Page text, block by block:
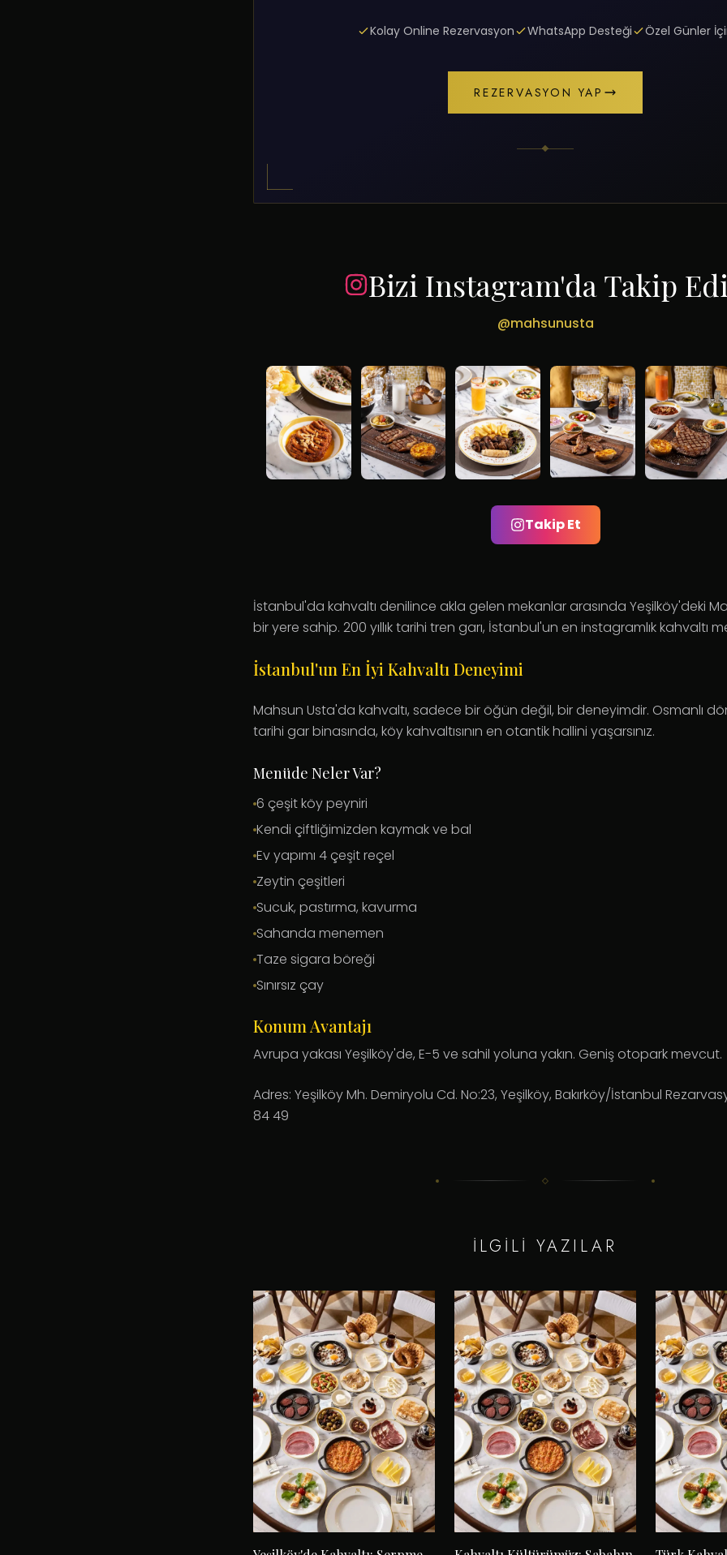
Kolay Online Rezervasyon WhatsApp Desteği Özel Günler
REZERVASYON YAP
Bizi Instagram'da Takip
@mahsunusta
Takip Et
İstanbul'da kahvaltı denilince akla gelen mekanlar arasında Yeşilköy'deki
bir yere sahip. 200 yıllık tarihi tren garı, İstanbul'un en instagramlık kahvaltı
İstanbul'un En İyi Kahvaltı Deneyimi
Mahsun Usta'da kahvaltı, sadece bir öğün değil, bir deneyimdir. Osmanlı
tarihi gar binasında, köy kahvaltısının en otantik hallini yaşarsınız.
Menüde Neler Var?
6 çeşit köy peyniri
Kendi çiftliğimizden kaymak ve bal
Ev yapımı 4 çeşit reçel
Zeytin çeşitleri
Sucuk, pastırma, kavurma
Sahanda menemen
Taze sigara böreği
Sınırsız çay
Konum Avantajı
Avrupa yakası Yeşilköy'de, E-5 ve sahil yoluna yakın. Geniş otopark mevcut.
Adres: Yeşilköy Mh. Demiryolu Cd. No:23, Yeşilköy, Bakırköy/İstanbul
84 49
İLGILI YAZILAR